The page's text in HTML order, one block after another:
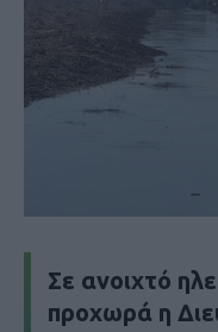
Σε ανοιχτό
προχωρά η